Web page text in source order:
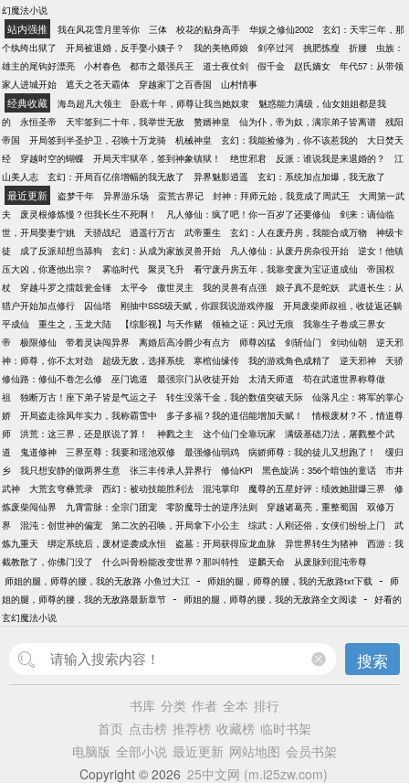
的秘密，迈向了未知… 书友小群：975466881
幻魔法小说
站内强推 我在风花雪月里等你 三体 校花的贴身高手 华娱之修仙2002
玄幻：天牢三年，那
个纨绔出狱了
开局被退婚，反手娶小姨子？ 我的美艳师娘 剑卒过河 挑肥拣瘦 折腰
虫族：
雄主的尾钩好漂亮
小村春色 都市之最强兵王 道士夜仗剑 假千金 赵氏嫡女
年代57：从带领
家人进城开始
遮天之苍天霸体 穿越家丁之百香国 山村情事
经典收藏 海岛超凡大领主 卧底十年，师尊让我当她奴隶
魅惑能力满级，仙女姐姐都是我
的
永恒圣帝 天牢签到二十年，我举世无敌 赘婿神皇 仙为仆，帝为奴，满宗弟子皆离谱
残阳
帝国
开局签到半圣护卫，召唤十万龙骑 机械神皇 玄幻：我能捡修为，你不该惹我的
大日焚天
经
穿越时空的蝴蝶 开局天牢狱卒，签到神象镇狱！ 绝世邪君 反派：谁说我是来退婚的？
江
山美人志
玄幻：开局百亿倍增幅的我无敌了 异界魅影逍遥 玄幻：系统加点加爆，我无敌了
最近更新 盗梦千年 异界游乐场 蛮荒古界记 封神：拜师元始，我竟成了周武王
大周第一武
夫
废灵根修炼慢？但我长生不死啊！ 凡人修仙：疯了吧！你一百岁了还要修仙
剑来：谪仙临
世，开局娶妻宁姚
天骄战纪 逍遥行万古 武帝重生 玄幻：人在废丹房，我能合成万物
神级卡
徒
成了反派却想当舔狗 玄幻：从成为家族灵兽开始 凡人修仙：从废丹房杂役开始
逆女！他镇
压大凶，你逐他出宗？
雾临时代 聚灵飞升 看守废丹房五年，我靠变废为宝证道成仙
帝国权
杖
穿越斗罗之擂鼓瓮金锤 太平令 傲世灵主 我的灵兽有点强 娘子真不是蛇妖
武道长生：从
猎户开始加点修行
囚仙塔 刚抽中SSS级天赋，你跟我说游戏停服
开局废柴师叔祖，收徒返还躺
平成仙
重生之，玉龙大陆 【综影视】与天作赌 领袖之证：风过无痕
我靠生子卷成三界女
帝
极限修仙 带着灵诀闯异界 离婚后高冷爵少有点方 师尊凶猛 剑斩仙门 剑动仙朝
逆天邪
神：师尊，你不太对劲
超级无敌，选择系统 寒棺仙缘传 我的游戏角色成精了 逆天邪神
天骄
修仙路：修仙不卷怎么修
巫门诡道 最强宗门从收徒开始 太清天师道
苟在武道世界称尊做
祖
独断万古！座下弟子皆是气运之子 转生没落千金，我的数值突破天际
仙落凡尘：将军的掌心
娇
开局盗走徐凤年实力，我称霸雪中 多子多福？我的道侣能增加天赋！
情根废材？不，情道尊
师
洪荒：这三界，还是朕说了算！ 神戮之主 这个仙门全靠玩家
满级基础刀法，屠戮整个武
道
鬼道修神 三界至尊：我要和瑶池双修 最强修仙弱鸡 病娇师尊：我的徒儿又想跑了！
缓归
乡
我只想安静的做两界生意 张三丰传承人异界行 修仙KPI 黑色旋涡：356个暗蚀的童话
市井
武神
大荒玄穹彝荒录 西幻：被动技能胜利法 混沌掌印 魔尊的五星好评：绩效她甜爆三界
修
炼废柴闯仙界
九霄雷脉：全宗门团宠 零阶魔导士的逆序法则 穿越诸葛亮，重整蜀国
双修万
界
混沌：创世神的偏宠 第二次的召唤，开局拿下小公主 综武：人刚还俗，女侠们纷纷上门
武
炼九重天
绑定系统后，废材逆袭成永恒 盗墓：开局获得应龙血脉 异世界转生为猪神
西游：我
截教散了，你佛门没了
什么叫骨粉能改变世界？那叫特性 逆麟天命
从废脉到混沌帝尊
师姐的腿，师尊的腰，我的无敌路 小鱼过大江 - 师姐的腿，师尊的腰，我的无敌路txt下载 -
师
姐的腿，师尊的腰，我的无敌路最新章节 - 师姐的腿，师尊的腰，我的无敌路全文阅读 - 好看的
玄幻魔法小说
搜索
书库 分类 作者 全本 排行
首页 点击榜 推荐榜 收藏榜 临时书架
电脑版 全部小说 最近更新 网站地图 会员书架
Copyright © 2026 25中文网 (m.i25zw.com)